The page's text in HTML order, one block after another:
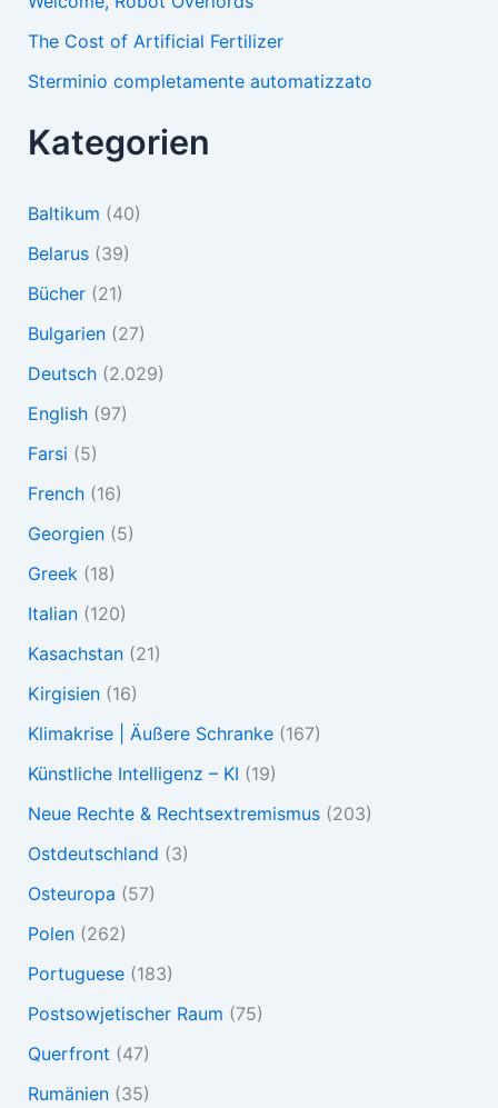
The Cost of Artificial Fertilizer
Sterminio completamente automatizzato
Kategorien
Baltikum (40)
Belarus(39)
Bücher(21)
Bulgarien(27)
Deutsch(2.029)
English(97)
Farsi (5)
French(16)
Georgien(5)
Greek(18)
Italian(120)
Kasachstan(21)
Kirgisien(16)
Klimakrise | Äußere Schranke(167)
Künstliche Intelligenz – KI (19)
Neue Rechte & Rechtsextremismus(203)
Ostdeutschland (3)
Osteuropa (57)
Polen(262)
Portuguese(183)
Postsowjetischer Raum (75)
Querfront (47)
Rumänien(35)